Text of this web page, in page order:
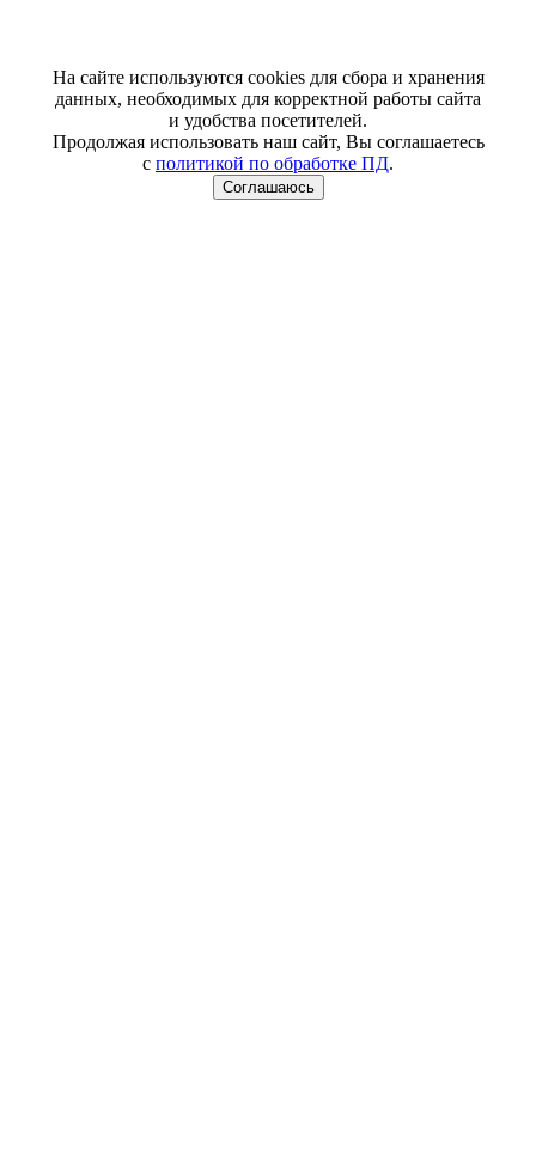
На сайте используются cookies для сбора и хранения
данных, необходимых для корректной работы сайта
и удобства посетителей.
Продолжая использовать наш сайт, Вы соглашаетесь
с политикой по обработке ПД.
Соглашаюсь